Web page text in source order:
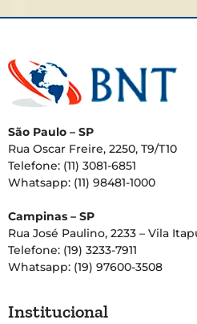
São Paulo – SP
Rua Oscar Freire, 2250, T9/T10
Telefone: (11) 3081-6851
Whatsapp: (11) 98481-1000
Campinas – SP
Rua José Paulino, 2233 – Vila
Telefone: (19) 3233-7911
Whatsapp: (19) 97600-3508
Institucional